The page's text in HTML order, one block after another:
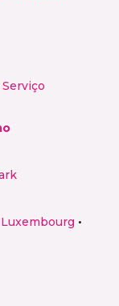
Luxembourg •